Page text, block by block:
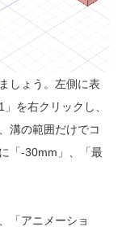
しょう。左側に表
を右クリックし、
溝の範囲だけでコ
「-30mm」、「最
「アニメーショ